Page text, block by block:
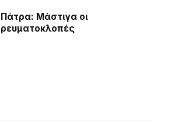
Πάτρα: Μάστιγα οι
ρευµατοκλοπές